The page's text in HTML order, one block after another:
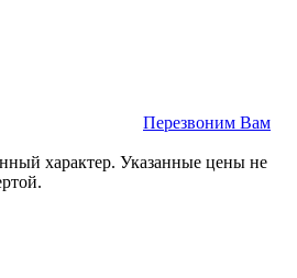
Перезвоним Вам
характер. Указанные цены не